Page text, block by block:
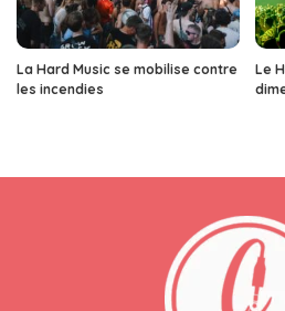
La Hard Music se mobilise contre
les incendies
Le